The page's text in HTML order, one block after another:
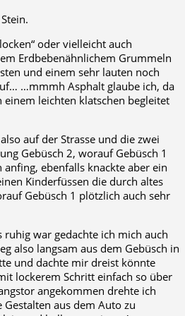
oder vielleicht auch
Erdbebenähnlichem Grummeln
und einem sehr lauten noch
…mmmh Asphalt glaube ich, da
einem leichten klatschen begleitet
auf der Strasse und die zwei
Gebüsch 2, worauf Gebüsch 1
ebenfalls knackte aber ein
Kinderfüssen die durch altes
Gebüsch 1 plötzlich auch sehr
war gedachte ich mich auch
also langsam aus dem Gebüsch in
und dachte mir dreist könnte
lockerem Schritt einfach so über
angekommen drehte ich
aus dem Auto zu